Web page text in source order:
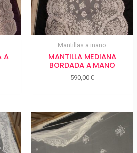
A
Mantillas a mano
MANTILLA MEDIANA
BORDADA A MANO
590,00€